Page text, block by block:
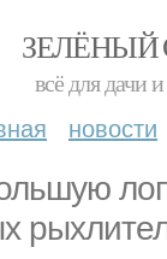
ЗЕЛЁНЫЙ
всё для дачи
новости